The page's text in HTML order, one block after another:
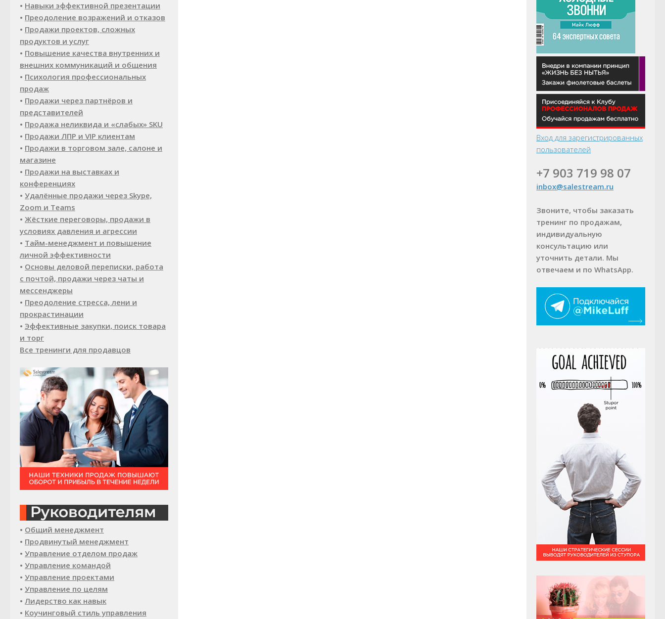
• Навыки эффективной презентации
• Преодоление возражений и отказов
• Продажи проектов, сложных
продуктов и услуг
• Повышение качества внутренних и
внешних коммуникаций и общения
• Психология профессиональных
продаж
• Продажи через партнёров и
представителей
• Продажа неликвида и «слабых» SKU
• Продажи ЛПР и VIP клиентам
• Продажи в торговом зале, салоне и
магазине
• Продажи на выставках и
конференциях
• Удалённые продажи через Skype,
Zoom и Teams
• Жёсткие переговоры, продажи в
условиях давления и агрессии
• Тайм-менеджмент и повышение
личной эффективности
• Основы деловой переписки, работа
с почтой, продажи через чаты и
мессенджеры
• Преодоление стресса, лени и
прокрастинации
• Эффективные закупки, поиск товара
и торг
Все тренинги для продавцов
• Общий менеджмент
• Продвинутый менеджмент
• Управление отделом продаж
• Управление командой
• Управление проектами
• Управление по целям
• Лидерство как навык
• Коучинговый стиль управления
Вход для зарегистрированных
пользователей
+7 903 719 98 07
inbox@salestream.ru
Звоните, чтобы заказать
тренинг по продажам,
индивидуальную
консультацию или
уточнить детали. Мы
отвечаем и по WhatsApp.